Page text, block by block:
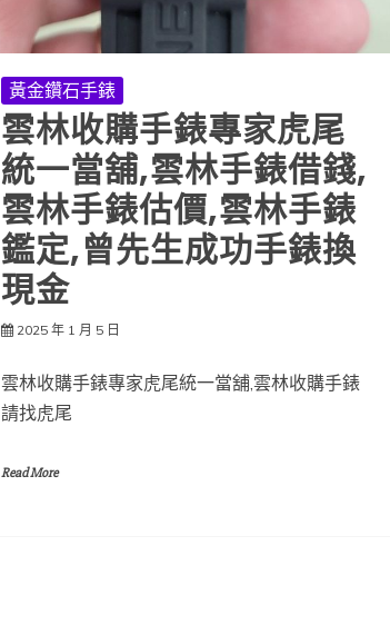
黃金鑽石手錶
雲林收購手錶專家虎尾
統一當舖,雲林手錶借錢,
雲林手錶估價,雲林手錶
鑑定,曾先生成功手錶換
現金
2025 年 1 月 5 日
雲林收購手錶專家虎尾統一當舖,雲林收購手錶
請找虎尾
Read More